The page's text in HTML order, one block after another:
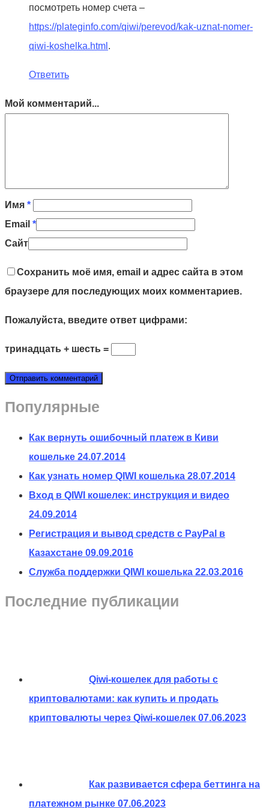
посмотреть номер счета –
https://plateginfo.com/qiwi/perevod/kak-uznat-nomer-
qiwi-koshelka.html .
Ответить
Мой комментарий...
Имя *
Email *
Сайт
Сохранить моё имя, email и адрес сайта в этом
браузере для последующих моих комментариев.
Пожалуйста, введите ответ цифрами:
тринадцать + шесть =
Популярные
Как вернуть ошибочный платеж в Киви
кошельке 24.07.2014
Как узнать номер QIWI кошелька 28.07.2014
Вход в QIWI кошелек: инструкция и видео
24.09.2014
Регистрация и вывод средств с PayPal в
Казахстане 09.09.2016
Служба поддержки QIWI кошелька 22.03.2016
Последние публикации
Qiwi-кошелек для работы с
криптовалютами: как купить и продать
криптовалюты через Qiwi-кошелек 07.06.2023
Как развивается сфера беттинга на
платежном рынке 07.06.2023